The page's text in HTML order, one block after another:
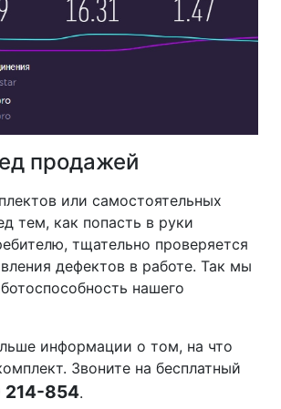
продажей
или самостоятельных
тем, как попасть в руки
тщательно проверяется
дефектов в работе. Так мы
нашего
информации о том, на что
Звоните на бесплатный
214-854.